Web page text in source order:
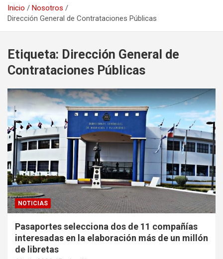
Inicio
Nosotros
Dirección General de Contrataciones Públicas
Etiqueta: Dirección General de
Contrataciones Públicas
NOTICIAS
Pasaportes selecciona dos de 11 compañías
interesadas en la elaboración más de un millón
de libretas